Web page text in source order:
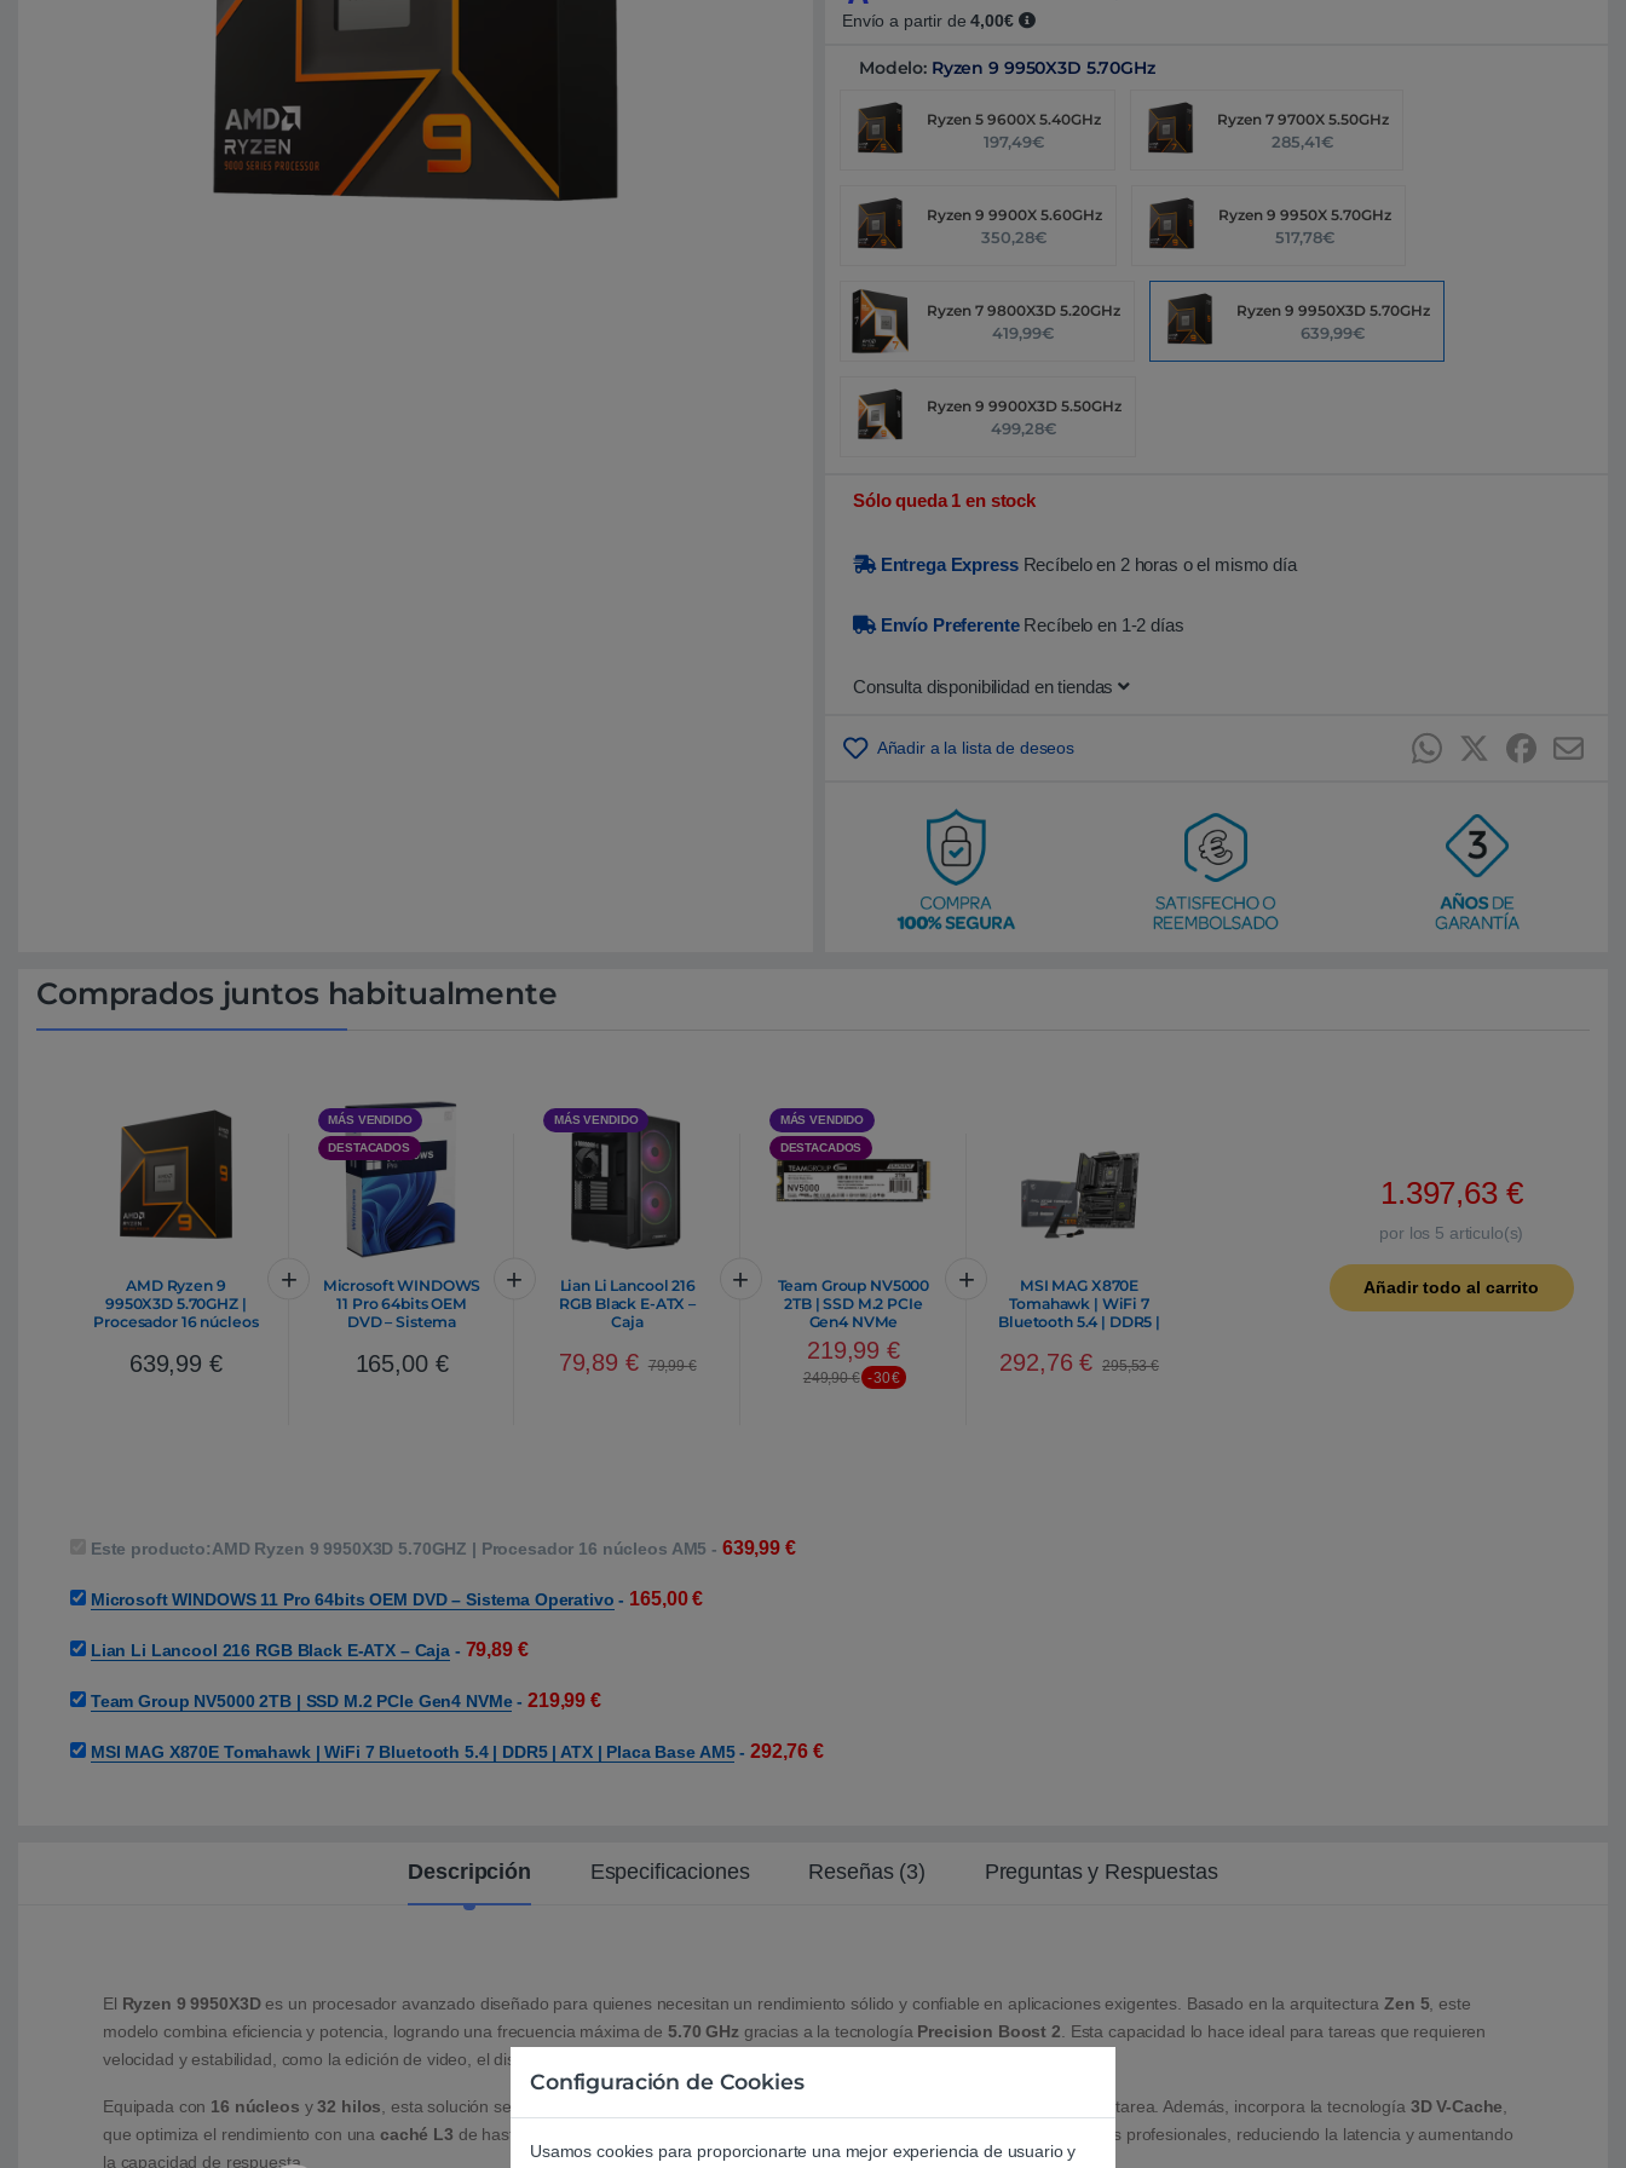
Envío a partir de4,00€
Modelo: Ryzen 9 9950X3D 5.70GHz
Ryzen 5 9600X 5.40GHz
197,49€
Ryzen 7 9700X 5.50GHz
285,41€
Ryzen 9 9900X 5.60GHz
350,28€
Ryzen 9 9950X 5.70GHz
517,78€
Ryzen 7 9800X3D 5.20GHz
419,99€
Ryzen 9 9950X3D 5.70GHz
639,99€
Ryzen 9 9900X3D 5.50GHz
499,28€
Sólo queda 1 en stock
Entrega ExpressRecíbelo en 2 horas o el mismo día
Envío Preferente Recíbelo en 1-2 días
Consulta disponibilidad en tiendas
Añadir a la lista de deseos
Comprados juntos habitualmente
AMD Ryzen 9
9950X3D 5.70GHZ |
Procesador 16 núcleos
639,99 €
MÁS VENDIDO
DESTACADOS
Microsoft WINDOWS
11 Pro 64bits OEM
DVD – Sistema
165,00 €
MÁS VENDIDO
Lian Li Lancool 216
RGB Black E-ATX –
Caja
79,89 € 79,99€
MÁS VENDIDO
DESTACADOS
Team Group NV5000
2TB | SSD M.2 PCIe
Gen4 NVMe
219,99 €
249,90€ -30€
MSI MAG X870E
Tomahawk | WiFi 7
Bluetooth 5.4 | DDR5 |
292,76€ 295,53€
Este producto:AMD Ryzen 9 9950X3D 5.70GHZ | Procesador 16 núcleos AM5 - 639,99 €
Microsoft WINDOWS 11 Pro 64bits OEM DVD – Sistema Operativo - 165,00€
Lian Li Lancool 216 RGB Black E-ATX – Caja - 79,89 €
Team Group NV5000 2TB | SSD M.2 PCIe Gen4 NVMe-219,99€
MSI MAG X870E Tomahawk | WiFi 7 Bluetooth 5.4 | DDR5 | ATX | Placa Base AM5- 292,76 €
1.397,63 €
por los 5 articulo(s)
Añadir todo al carrito
Descripción Especificaciones Reseñas (3) Preguntas y Respuestas
El Ryzen 9 9950X3Des un procesador avanzado diseñado para quienes necesitan un rendimiento sólido y confiable en aplicaciones exigentes. Basado en la arquitecturaZen 5, este
modelo combina eficiencia y potencia, logrando una frecuencia máxima de 5.70 GHz gracias a la tecnología Precision Boost 2 . Esta capacidad lo hace ideal para tareas que requieren
velocidad y estabilidad, como la edición de video, el diseño gráfico o el gaming.
Equipada con 16 núcleos y32 hilos , esta solución se adapta perfectamente a trabajos intensivos que demandan procesamiento multitarea. Además, incorpora la tecnología 3D V-Cache
que optimiza el rendimiento con una caché L3 de hasta
. Esto se traduce en una experiencia más fluida en juegos y programas profesionales, reduciendo la latencia y aumentando
la capacidad de respuesta.
Configuración de Cookies
Usamos cookies para proporcionarte una mejor experiencia de usuario y